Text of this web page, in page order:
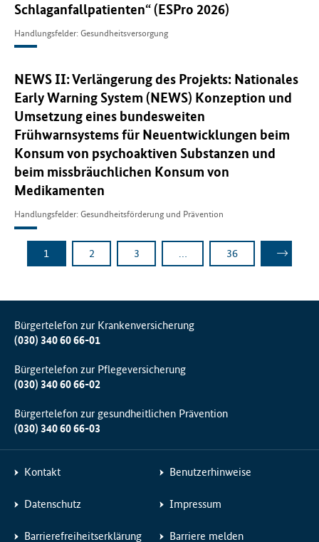
Schlaganfallpatienten“ (ESPro 2026)
Handlungsfelder: Gesundheitsversorgung
NEWS II: Verlängerung des Projekts: Nationales
Early Warning System (NEWS) Konzeption und
Umsetzung eines bundesweiten
Frühwarnsystems für Neuentwicklungen beim
Konsum von psychoaktiven Substanzen und
beim missbräuchlichen Konsum von
Medikamenten
Handlungsfelder: Gesundheitsförderung und Prävention
Seite
1
Seite
2
Seite
3 Platzhalter weitere Seiten
…
Seite
36
Bürgertelefon zur Krankenversicherung
(030) 340 60 66-01
Bürgertelefon zur Pflegeversicherung
(030) 340 60 66-02
Bürgertelefon zur gesundheitlichen Prävention
(030) 340 60 66-03
Kontakt Benutzerhinweise
Datenschutz Impressum
Barrierefreiheitserklärung Barriere melden